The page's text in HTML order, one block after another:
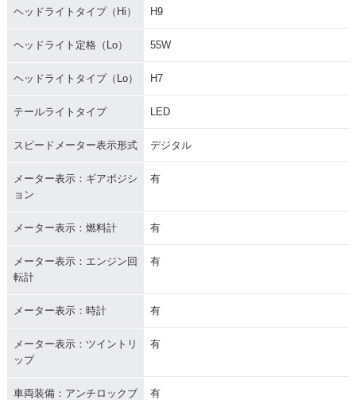
ヘッドライトタイプ（Hi） H9
ヘッドライト定格（Lo） 55W
ヘッドライトタイプ（Lo） H7
テールライトタイプ LED
スピードメーター表示形式 デジタル
メーター表示：ギアポジシ
ョン
有
メーター表示：燃料計 有
メーター表示：エンジン回
転計
有
メーター表示：時計 有
メーター表示：ツイントリ
ップ
有
車両装備：アンチロックブ
有